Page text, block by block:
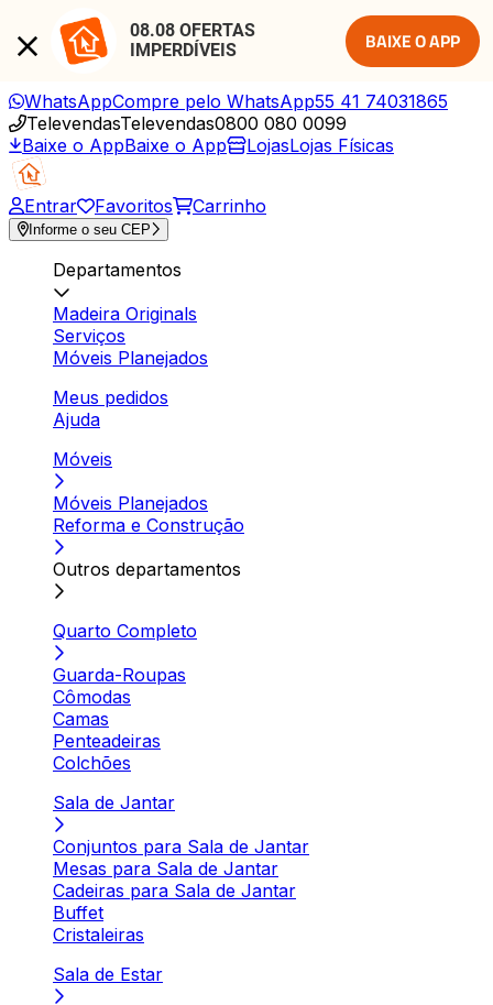
08.08 OFERTAS
IMPERDÍVEIS
BAIXE O APP
WhatsAppCompre pelo WhatsApp55 41 74031865
TelevendasTelevendas0800 080 0099
Baixe o AppBaixe o App LojasLojas Físicas
Entrar Favoritos Carrinho
Informe o seu CEP
Departamentos
Madeira Originals
Serviços
Móveis Planejados
Meus pedidos
Ajuda
Móveis
Móveis Planejados
Reforma e Construção
Outros departamentos
Quarto Completo
Guarda-Roupas
Cômodas
Camas
Penteadeiras
Colchões
Sala de Jantar
Conjuntos para Sala de Jantar
Mesas para Sala de Jantar
Cadeiras para Sala de Jantar
Buffet
Cristaleiras
Sala de Estar